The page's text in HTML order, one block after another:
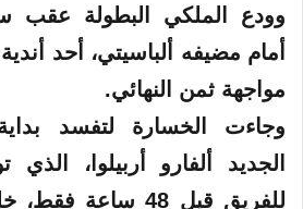
أمام مضيفه ألباسيتي، أحد
مواجهة ثمن النهائي.
وجاءت الخسارة لتفسد
الجديد ألفارو أربيلوا، الذي
للفريق قبل 48 ساعة